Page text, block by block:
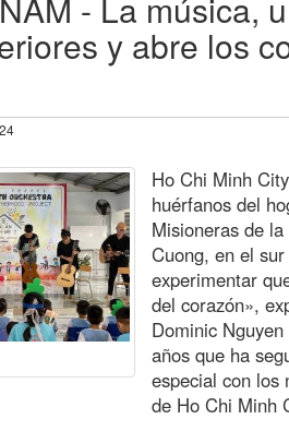
y abre los
Ho Chi Minh
huérfanos del
Misioneras de
Cuong, en el
experimentar
del corazón»,
Dominic
años que ha
especial con los
de Ho Chi Minh